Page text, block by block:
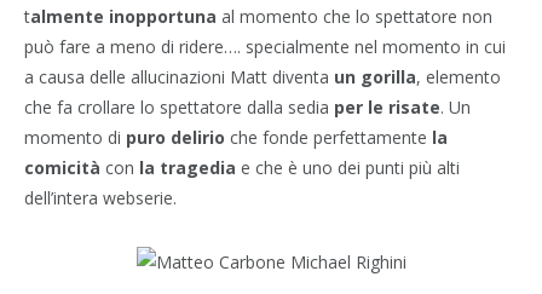
talmente inopportuna al momento che lo spettatore non
può fare a meno di ridere…. specialmente nel momento in cui
a causa delle allucinazioni Matt diventa un gorilla, elemento
che fa crollare lo spettatore dalla sedia per le risate. Un
momento di puro delirio che fonde perfettamente la
comicità con la tragedia e che è uno dei punti più alti
dell’intera webserie.